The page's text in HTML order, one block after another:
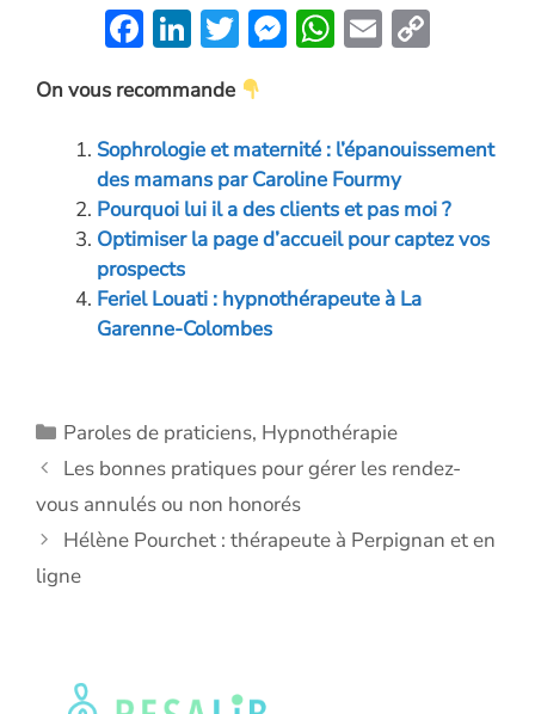
F
e
b
o
o
k
Li
k
e
dI
n
T
w
itt
er
M
n
g
er
W
s
A
p
p
E
l y
n
k
On vous recommande
Sophrologie et maternité : l’épanouissement
des mamans par Caroline Fourmy
Pourquoi lui il a des clients et pas moi ?
Optimiser la page d’accueil pour captez vos
prospects
Feriel Louati : hypnothérapeute à La
Garenne-Colombes
Catégories
Paroles de praticiens, Hypnothérapie
Les bonnes pratiques pour gérer les rendez-
vous annulés ou non honorés
Hélène Pourchet : thérapeute à Perpignan et en
ligne